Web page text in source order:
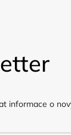
informace o